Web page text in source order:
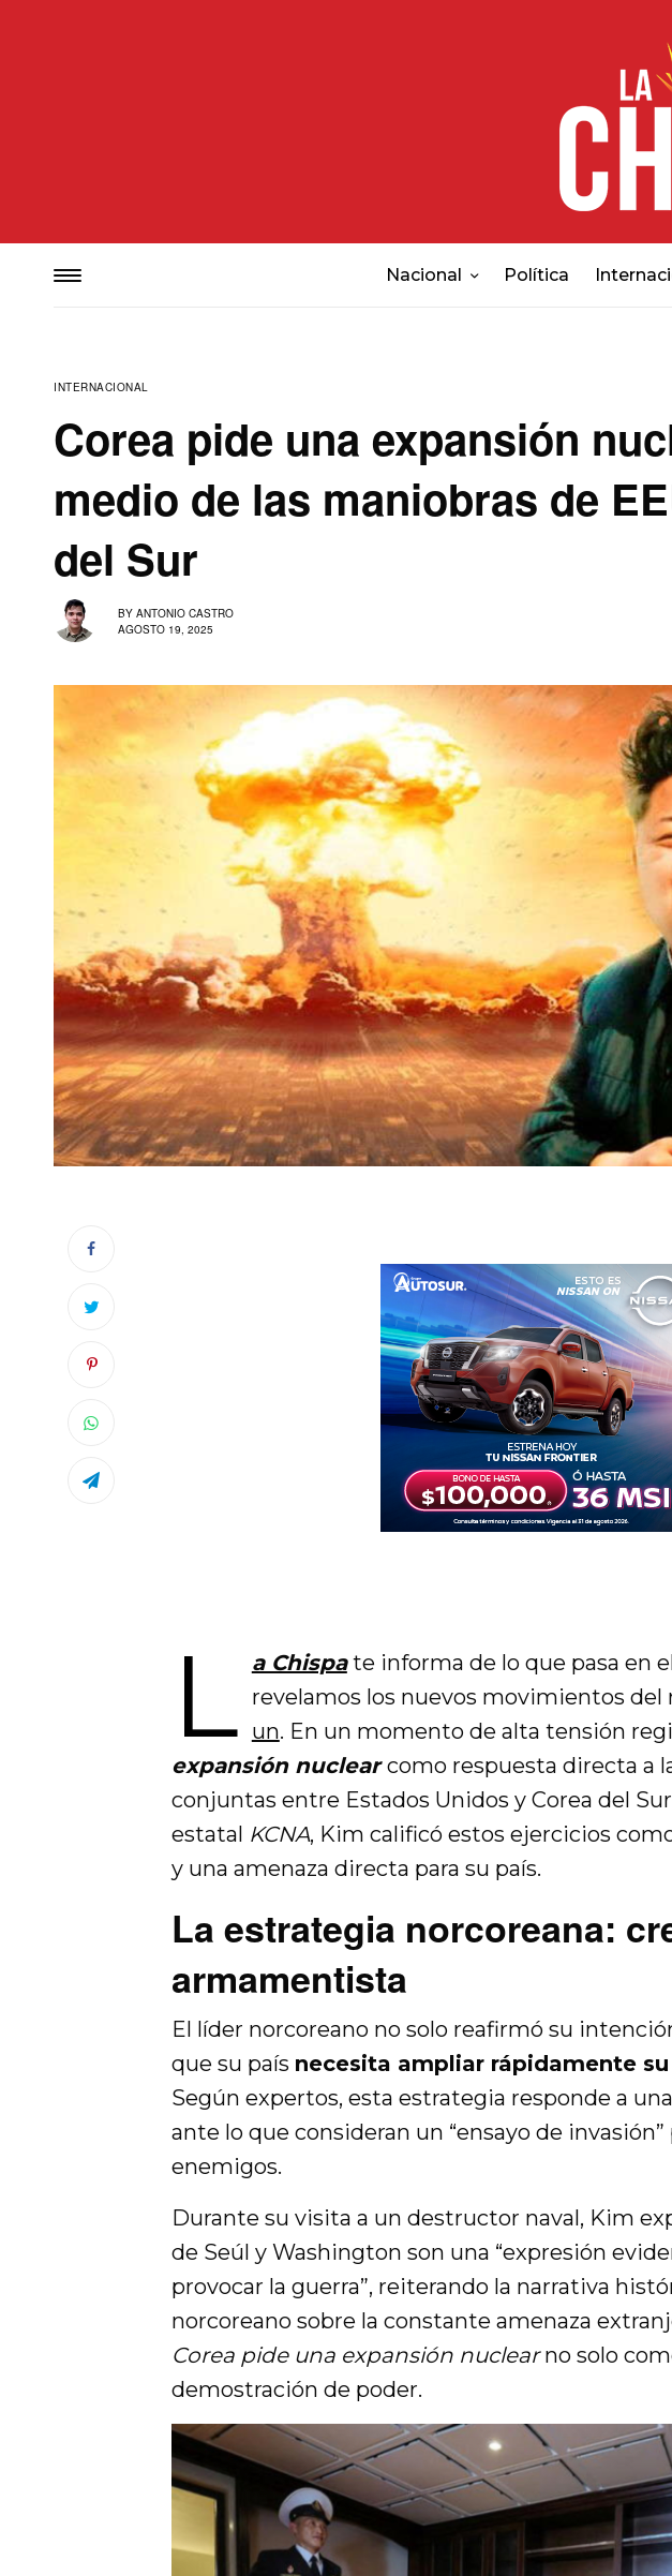
Nacional Política
INTERNACIONAL
Corea pide una expansión
medio de las maniobras de
del Sur
BY ANTONIO CASTRO
AGOSTO 19, 2025
L a Chispate informa de lo que pasa en
revelamos los nuevos movimientos del
un. En un momento de alta tensión
expansión nuclear como respuesta directa a
conjuntas entre Estados Unidos y Corea del
estatal KCNA, Kim calificó estos ejercicios
y una amenaza directa para su país.
La estrategia norcoreana:
armamentista
El líder norcoreano no solo reafirmó su
que su país necesita ampliar rápidamente
Según expertos, esta estrategia responde a
ante lo que consideran un “ensayo de
enemigos.
Durante su visita a un destructor naval, Kim
de Seúl y Washington son una “expresión
provocar la guerra”, reiterando la narrativa
norcoreano sobre la constante amenaza
Corea pide una expansión nuclearno solo
demostración de poder.